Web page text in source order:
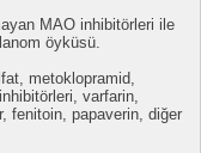
MAO inhibitörleri ile
öyküsü.
metoklopramid,
varfarin,
fenitoin, papaverin, diğer